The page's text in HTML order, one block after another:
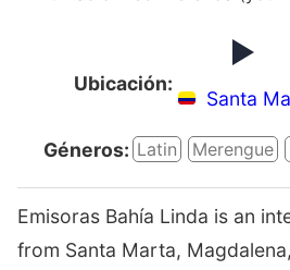
Ubicación:
Santa
Géneros: Latin Merengue
Emisoras Bahía Linda is an
from Santa Marta,